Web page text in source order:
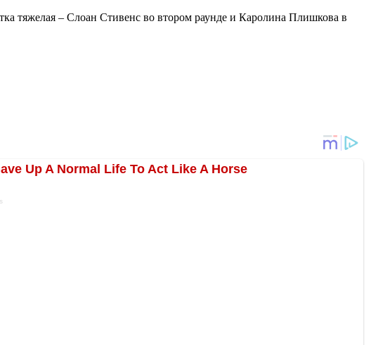
тяжелая – Слоан Стивенс во втором раунде и Каролина Плишкова в